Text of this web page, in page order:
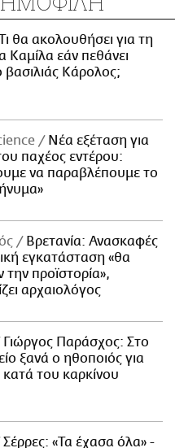
θα ακολουθήσει για τη
Καμίλα εάν πεθάνει
Κάρολος;
Νέα εξέταση για
παχέος εντέρου:
να παραβλέπουμε το
Βρετανία: Ανασκαφές
εγκατάσταση «θα
την προϊστορία»,
αρχαιολόγος
Γιώργος Παράσχος: Στο
ξανά ο ηθοποιός για
κατά του καρκίνου
Σέρρες: «Τα έχασα όλα» -